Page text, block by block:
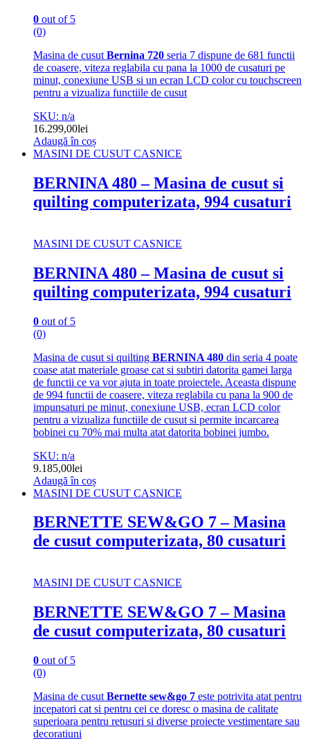
0 out of 5
(0)
Masina de cusut Bernina 720 seria 7 dispune de 681 functii
de coasere, viteza reglabila cu pana la 1000 de cusaturi pe
minut, conexiune USB si un ecran LCD color cu touchscreen
pentru a vizualiza functiile de cusut
SKU: n/a
16.299,00lei
Adaugă în coș
MASINI DE CUSUT CASNICE
BERNINA 480 – Masina de cusut si
quilting computerizata, 994 cusaturi
MASINI DE CUSUT CASNICE
BERNINA 480 – Masina de cusut si
quilting computerizata, 994 cusaturi
0 out of 5
(0)
Masina de cusut si quilting BERNINA 480 din seria 4 poate
coase atat materiale groase cat si subtiri datorita gamei larga
de functii ce va vor ajuta in toate proiectele. Aceasta dispune
de 994 functii de coasere, viteza reglabila cu pana la 900 de
impunsaturi pe minut, conexiune USB, ecran LCD color
pentru a vizualiza functiile de cusut si permite incarcarea
bobinei cu 70% mai multa atat datorita bobinei jumbo.
SKU: n/a
9.185,00lei
Adaugă în coș
MASINI DE CUSUT CASNICE
BERNETTE SEW&GO 7 – Masina
de cusut computerizata, 80 cusaturi
MASINI DE CUSUT CASNICE
BERNETTE SEW&GO 7 – Masina
de cusut computerizata, 80 cusaturi
0 out of 5
(0)
Masina de cusut Bernette sew&go 7 este potrivita atat pentru
incepatori cat si pentru cei ce doresc o masina de calitate
superioara pentru retusuri si diverse proiecte vestimentare sau
decoratiuni